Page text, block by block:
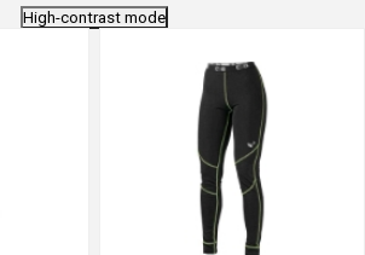
High-contrast mode